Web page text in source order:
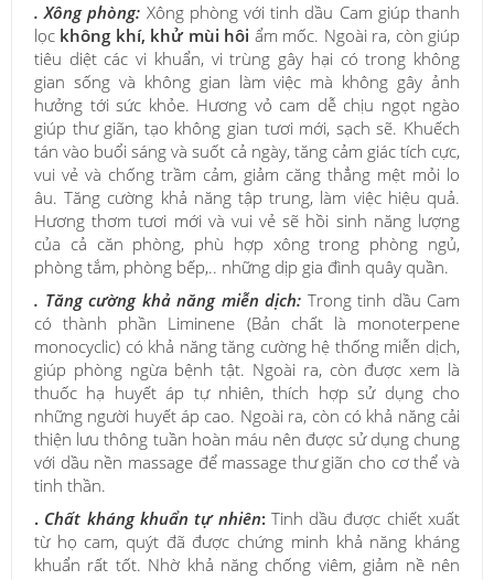
. Xông phòng: Xông phòng với tinh dầu Cam giúp thanh
lọc không khí, khử mùi hôi ẩm mốc. Ngoài ra, còn giúp
tiêu diệt các vi khuẩn, vi trùng gây hại có trong không
gian sống và không gian làm việc mà không gây ảnh
hưởng tới sức khỏe. Hương vỏ cam dễ chịu ngọt ngào
giúp thư giãn, tạo không gian tươi mới, sạch sẽ. Khuếch
tán vào buổi sáng và suốt cả ngày, tăng cảm giác tích cực,
vui vẻ và chống trầm cảm, giảm căng thẳng mệt mỏi lo
âu. Tăng cường khả năng tập trung, làm việc hiệu quả.
Hương thơm tươi mới và vui vẻ sẽ hồi sinh năng lượng
của cả căn phòng, phù hợp xông trong phòng ngủ,
phòng tắm, phòng bếp,.. những dịp gia đình quây quần.
. Tăng cường khả năng miễn dịch: Trong tinh dầu Cam
có thành phần Liminene (Bản chất là monoterpene
monocyclic) có khả năng tăng cường hệ thống miễn dịch,
giúp phòng ngừa bệnh tật. Ngoài ra, còn được xem là
thuốc hạ huyết áp tự nhiên, thích hợp sử dụng cho
những người huyết áp cao. Ngoài ra, còn có khả năng cải
thiện lưu thông tuần hoàn máu nên được sử dụng chung
với dầu nền massage để massage thư giãn cho cơ thể và
tinh thần.
. Chất kháng khuẩn tự nhiên: Tinh dầu được chiết xuất
từ họ cam, quýt đã được chứng minh khả năng kháng
khuẩn rất tốt. Nhờ khả năng chống viêm, giảm nề nên